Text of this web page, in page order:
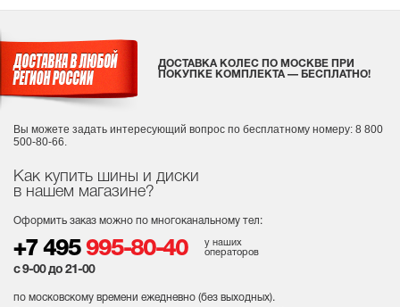
Как купить шины и диски
в нашем магазине?
Оформить заказ можно по многоканальному тел:
+7 495 995-80-40
у наших
операторов
с 9-00 до 21-00
по московскому времени ежедневно (без выходных).
ДОСТАВКА КОЛЕС ПО МОСКВЕ ПРИ
ПОКУПКЕ КОМПЛЕКТА — БЕСПЛАТНО!
Вы можете задать интересующий вопрос по бесплатному номеру: 8 800
500-80-66.